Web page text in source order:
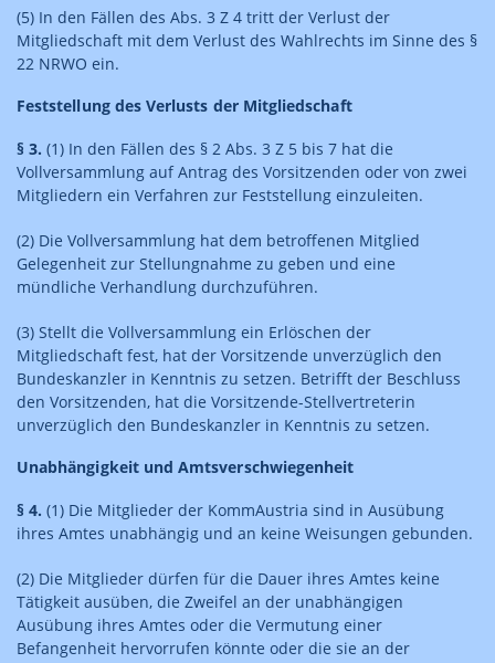
(5) In den Fällen des Abs. 3 Z 4 tritt der Verlust der
Mitgliedschaft mit dem Verlust des Wahlrechts im Sinne des §
22 NRWO ein.
Feststellung des Verlusts der Mitgliedschaft
§ 3. (1) In den Fällen des § 2 Abs. 3 Z 5 bis 7 hat die
Vollversammlung auf Antrag des Vorsitzenden oder von zwei
Mitgliedern ein Verfahren zur Feststellung einzuleiten.
(2) Die Vollversammlung hat dem betroffenen Mitglied
Gelegenheit zur Stellungnahme zu geben und eine
mündliche Verhandlung durchzuführen.
(3) Stellt die Vollversammlung ein Erlöschen der
Mitgliedschaft fest, hat der Vorsitzende unverzüglich den
Bundeskanzler in Kenntnis zu setzen. Betrifft der Beschluss
den Vorsitzenden, hat die Vorsitzende-Stellvertreterin
unverzüglich den Bundeskanzler in Kenntnis zu setzen.
Unabhängigkeit und Amtsverschwiegenheit
§ 4. (1) Die Mitglieder der KommAustria sind in Ausübung
ihres Amtes unabhängig und an keine Weisungen gebunden.
(2) Die Mitglieder dürfen für die Dauer ihres Amtes keine
Tätigkeit ausüben, die Zweifel an der unabhängigen
Ausübung ihres Amtes oder die Vermutung einer
Befangenheit hervorrufen könnte oder die sie an der